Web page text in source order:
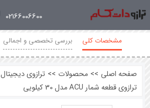
02166006600
مشخصات کلی بررسی تخصصی و اجمالی
صفحه اصلی >> محصولات >> ترازوی دیجیتال
ترازوی قطعه شمار ACU مدل 30 کیلویی